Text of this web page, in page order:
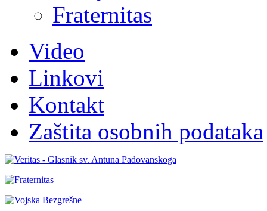
Fraternitas
Video
Linkovi
Kontakt
Zaštita osobnih podataka